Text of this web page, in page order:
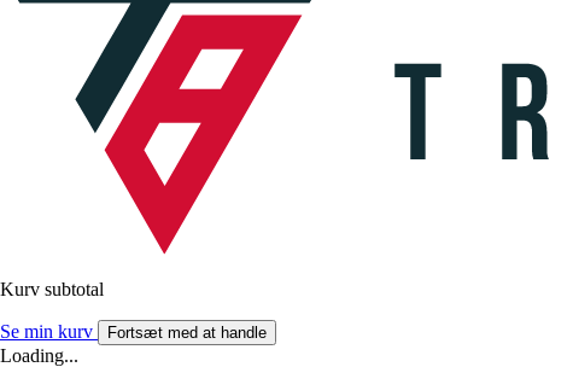
Kurv subtotal
Se min kurv Fortsæt med at handle
Loading...